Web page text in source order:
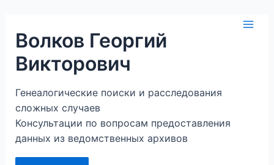
содержимому
Волков Георгий
Викторович
Генеалогические поиски и расследования
сложных случаев
Консультации по вопросам предоставления
данных из ведомственных архивов